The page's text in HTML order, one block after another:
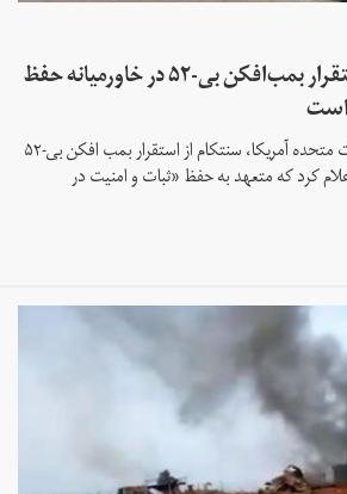
سنتکام: هدف از استقرار بمب‌افکن بی-۵۲ در خاورمیانه حفظ‌
ستاد فرماندهی مرکزی ایالات متحده آمریکا، سنتکام از استقرار بمب افکن بی-۵۲
کرد که متعهد به حفظ «ثبات و امنیت در